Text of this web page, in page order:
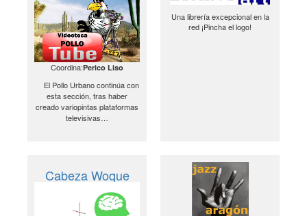
Coordina:Perico Liso
El Pollo Urbano continúa con
esta sección, tras haber
creado variopintas plataformas
televisivas…
Una librería excepcional en la
red ¡Pincha el logo!
Cabeza Woque